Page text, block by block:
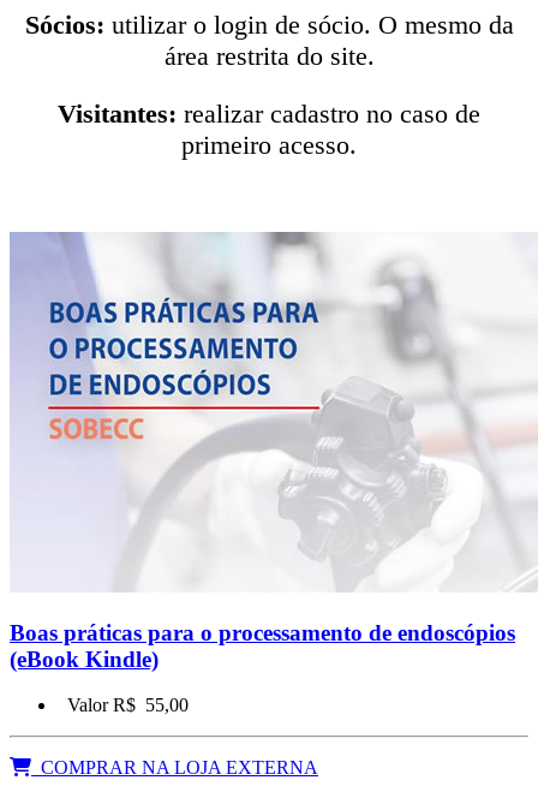
Sócios: utilizar o login de sócio. O mesmo da
área restrita do site.
Visitantes: realizar cadastro no caso de
primeiro acesso.
Boas práticas para o processamento de endoscópios
(eBook Kindle)
Valor R$ 55,00
COMPRAR NA LOJA EXTERNA